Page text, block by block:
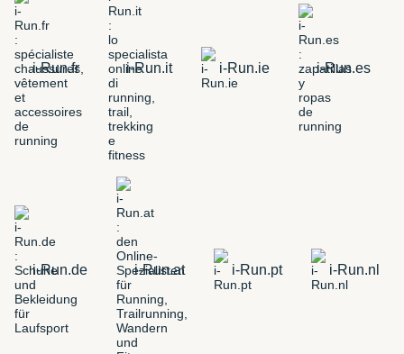
i-Run.fr i-Run.it i-Run.ie i-Run.es
i-Run.de i-Run.at i-Run.pt i-Run.nl